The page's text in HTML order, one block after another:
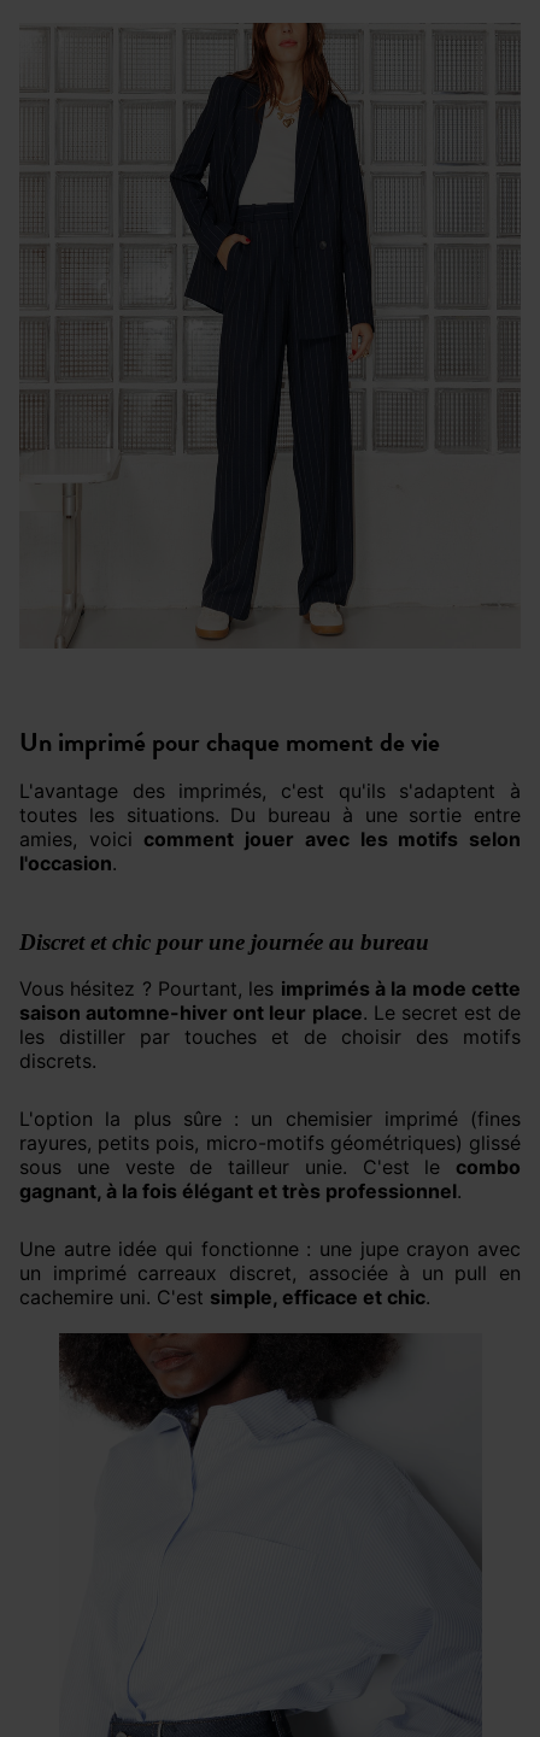
Un imprimé pour chaque moment de vie
L'avantage des imprimés, c'est qu'ils s'adaptent à
toutes les situations. Du bureau à une sortie entre
amies, voici comment jouer avec les motifs selon
l'occasion.
Discret et chic pour une journée au bureau
Vous hésitez ? Pourtant, les imprimés à la mode cette
saison automne-hiver ont leur place. Le secret est de
les distiller par touches et de choisir des motifs
discrets.
L'option la plus sûre : un chemisier imprimé (fines
rayures, petits pois, micro-motifs géométriques) glissé
sous une veste de tailleur unie. C'est le combo
gagnant, à la fois élégant et très professionnel.
Une autre idée qui fonctionne : une jupe crayon avec
un imprimé carreaux discret, associée à un pull en
cachemire uni. C'est simple, efficace et chic.